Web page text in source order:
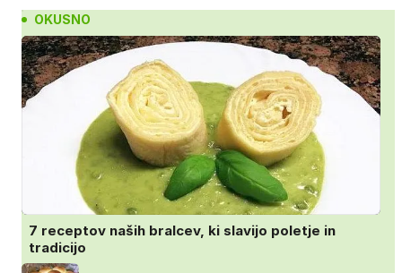
OKUSNO
7 receptov naših bralcev, ki slavijo poletje in
tradicijo